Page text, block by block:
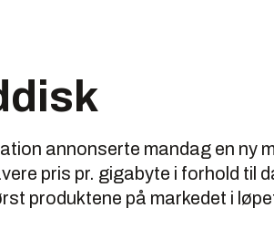
annonserte mandag en ny
pris pr. gigabyte i forhold til
produktene på markedet i